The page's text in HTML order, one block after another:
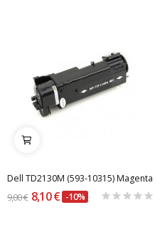
Dell TD2130M (593-10315) Magenta
9,00 € 8,10 € -10%